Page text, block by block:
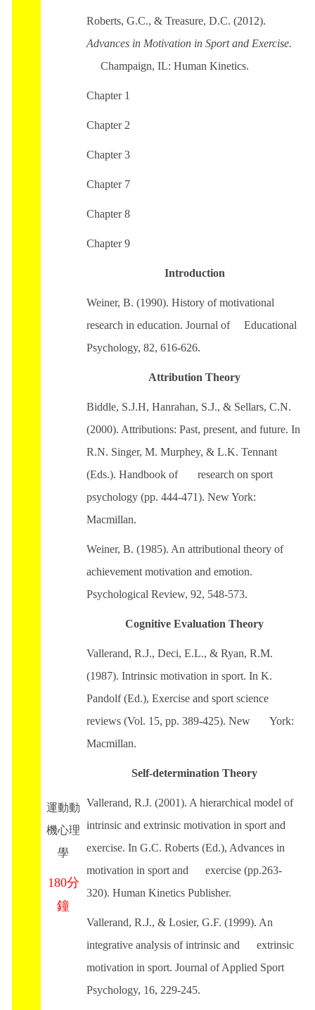
運動動
機心理
學
180分
鐘
Roberts, G.C., & Treasure, D.C. (2012).
Advances in Motivation in Sport and Exercise.
Champaign, IL: Human Kinetics.
Chapter 1
Chapter 2
Chapter 3
Chapter 7
Chapter 8
Chapter 9
Introduction
Weiner, B. (1990). History of motivational
research in education. Journal of Educational
Psychology, 82, 616-626.
Attribution Theory
Biddle, S.J.H, Hanrahan, S.J., & Sellars, C.N.
(2000). Attributions: Past, present, and future. In
R.N. Singer, M. Murphey, & L.K. Tennant
(Eds.). Handbook of research on sport
psychology (pp. 444-471). New York:
Macmillan.
Weiner, B. (1985). An attributional theory of
achievement motivation and emotion.
Psychological Review, 92, 548-573.
Cognitive Evaluation Theory
Vallerand, R.J., Deci, E.L., & Ryan, R.M.
(1987). Intrinsic motivation in sport. In K.
Pandolf (Ed.), Exercise and sport science
reviews (Vol. 15, pp. 389-425). New York:
Macmillan.
Self-determination Theory
Vallerand, R.J. (2001). A hierarchical model of
intrinsic and extrinsic motivation in sport and
exercise. In G.C. Roberts (Ed.), Advances in
motivation in sport and exercise (pp.263-
320). Human Kinetics Publisher.
Vallerand, R.J., & Losier, G.F. (1999). An
integrative analysis of intrinsic and extrinsic
motivation in sport. Journal of Applied Sport
Psychology, 16, 229-245.